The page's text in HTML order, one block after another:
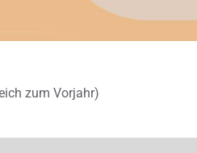
zum Vorjahr)